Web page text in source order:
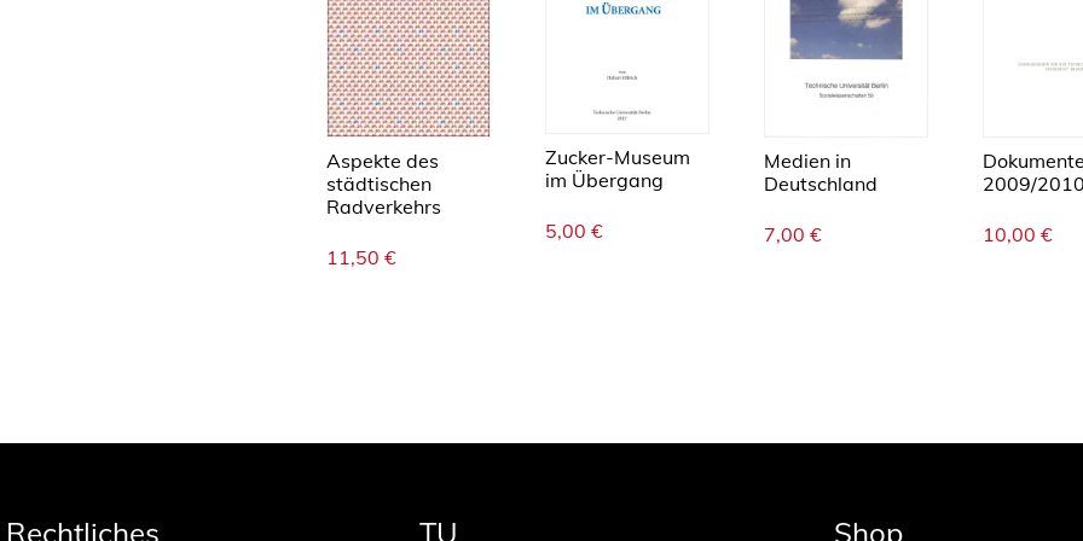
Aspekte des
städtischen
Radverkehrs
11,50 €
Zucker-Museum
im Übergang
5,00 €
Medien in
Deutschland
7,00 €
2009/
10,00 €
Rechtliches TU Shop